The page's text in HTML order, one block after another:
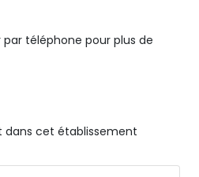
téléphone pour plus de
dans cet établissement